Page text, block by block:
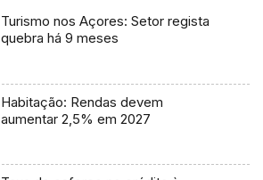
Turismo nos Açores: Setor regista
quebra há 9 meses
Habitação: Rendas devem
aumentar 2,5% em 2027